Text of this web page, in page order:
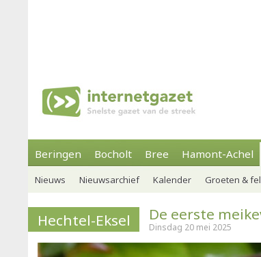
Beringen Bocholt Bree Hamont-Achel
Nieuws Nieuwsarchief Kalender Groeten &
Hechtel-Eksel De eerste
Dinsdag 20 mei 2025